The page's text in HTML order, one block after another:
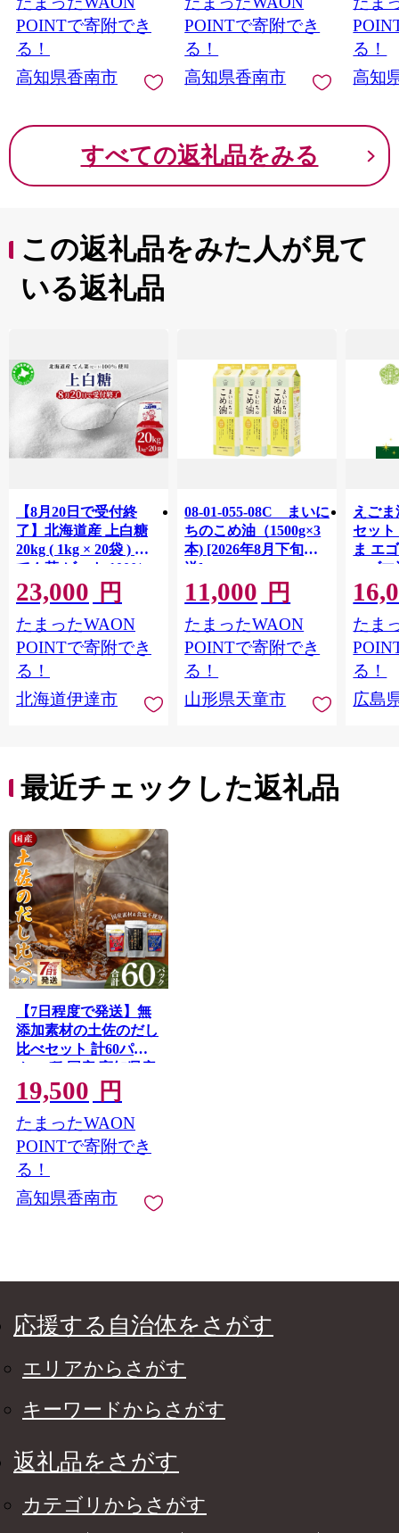
焼き ぶり大根 しゃぶ
しゃぶ お刺身 煮物 焼
き魚 おかず 産地直送
のし対応可 送料無料
高知県 香南市 冷蔵 ny-
POINTで寄附でき
る！
高知県香南市
料 お取り寄せ ジンジ
ャーエール 料理 調味
料 手作りドリンク お
酒 お菓子 ホット 飲み
物 飲料 ティータイム
テル 炭酸 牛乳 アレン
ジ スイーツ おかし お
やつ ぽかぽか 瓶 生姜
とりよせ グルメ 美味
しい おいしい 熱中症
POINTで寄附でき
る！
高知県香南市
高知
JA く
ボン
か デ
フレ
ぱい
瑞々
い 美
ご自宅
グルト
る！
高知
すべての返礼品をみる
この返礼品をみた人が見て
いる返礼品
【8月20日で受付終
了】北海道産 上白糖
20kg ( 1kg × 20袋 ) ｜
てん菜 ビート 100%
使用 国産 砂糖 てんさ
い糖 業務用 工場直送
送料無料 北海道 伊達
市
23,000 円
たまったWAON
POINTで寄附でき
る！
北海道伊達市
08-01-055-08C まいに
ちのこめ油（1500g×3
本) [2026年8月下旬発
送]
11,000 円
たまったWAON
POINTで寄附でき
る！
山形県天童市
えごま
セッ
ま エ
エゴ
り 国
たま
る！
広島
最近チェックした返礼品
【7日程度で発送】無
添加素材の土佐のだし
比べセット 計60パッ
ク - 3種 国産 高知県産
だしパック 出汁 万能
だし 和風だし 粉末 調
味料 食塩不使用 かつ
お節 昆布 煮干し えの
き茸 手軽 簡単 味噌汁
みそ汁 煮物 うどん そ
ば 蕎麦 森田鰹節株式
19,500 円
たまったWAON
POINTで寄附でき
る！
高知県香南市
応援する自治体をさがす
エリアからさがす
キーワードからさがす
返礼品をさがす
カテゴリからさがす